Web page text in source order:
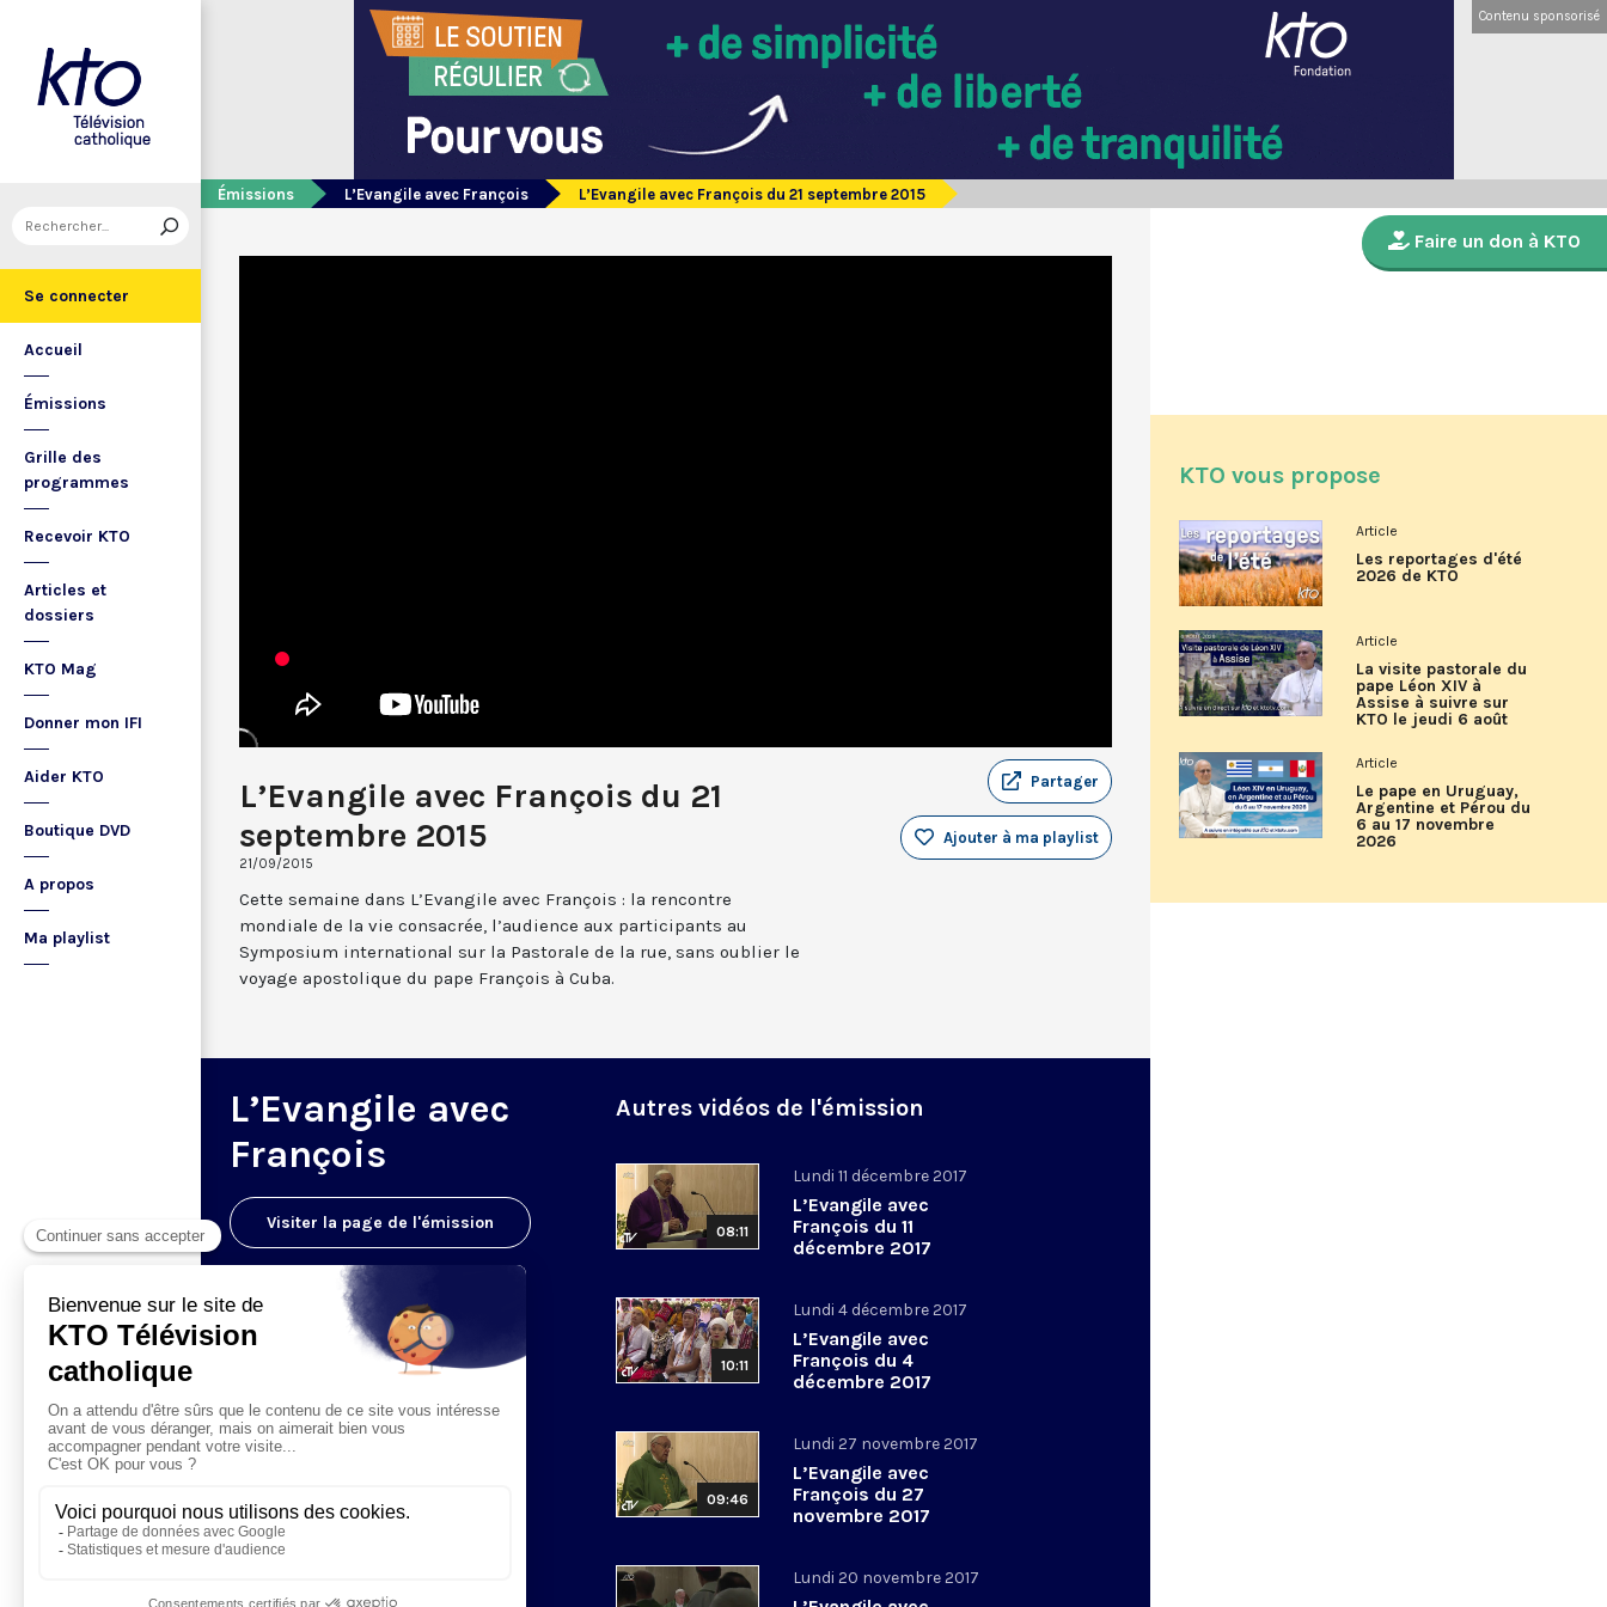
Se connecter
Accueil
Émissions
Grille des
programmes
Recevoir KTO
Articles et
dossiers
KTO Mag
Donner mon IFI
Aider KTO
Boutique DVD
A propos
Ma playlist
Contenu sponsorisé
Émissions L’Evangile avec François L’Evangile avec François du 21 septembre 2015
L’Evangile avec François du 21
septembre 2015
21/09/2015
Partager
Ajouter à ma playlist
Cette semaine dans L’Evangile avec François : la rencontre
mondiale de la vie consacrée, l’audience aux participants au
Symposium international sur la Pastorale de la rue, sans oublier le
voyage apostolique du pape François à Cuba.
L’Evangile avec
François
Visiter la page de l'émission
Autres vidéos de l'émission
08:11
Lundi 11 décembre 2017
L’Evangile avec
François du 11
décembre 2017
10:11
Lundi 4 décembre 2017
L’Evangile avec
François du 4
décembre 2017
09:46
Lundi 27 novembre 2017
L’Evangile avec
François du 27
novembre 2017
Lundi 20 novembre 2017
Faire un don à KTO
KTO vous propose
Article
Les reportages d'été
2026 de KTO
Article
La visite pastorale du
pape Léon XIV à
Assise à suivre sur
KTO le jeudi 6 août
Article
Le pape en Uruguay,
Argentine et Pérou du
6 au 17 novembre
2026